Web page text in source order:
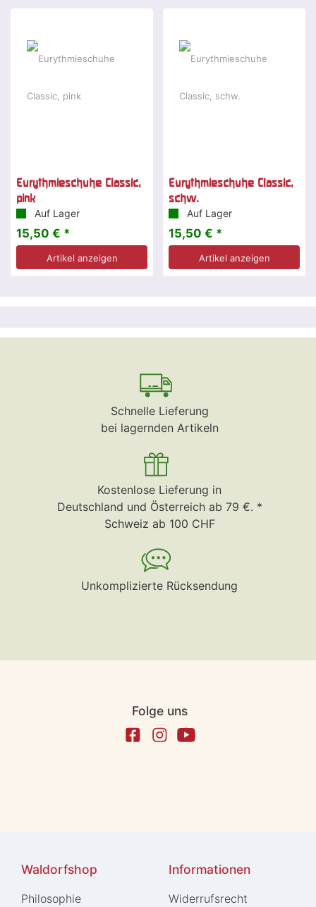
Eurythmieschuhe Classic,
pink
Auf Lager
15,50 € *
Artikel anzeigen
Eurythmieschuhe Classic,
schw.
Auf Lager
15,50 € *
Artikel anzeigen
Schnelle Lieferung
bei lagernden Artikeln
Kostenlose Lieferung in
Deutschland und Österreich ab 79 €. *
Schweiz ab 100 CHF
Unkomplizierte Rücksendung
Folge uns
Waldorfshop
Philosophie
Informationen
Widerrufs­recht